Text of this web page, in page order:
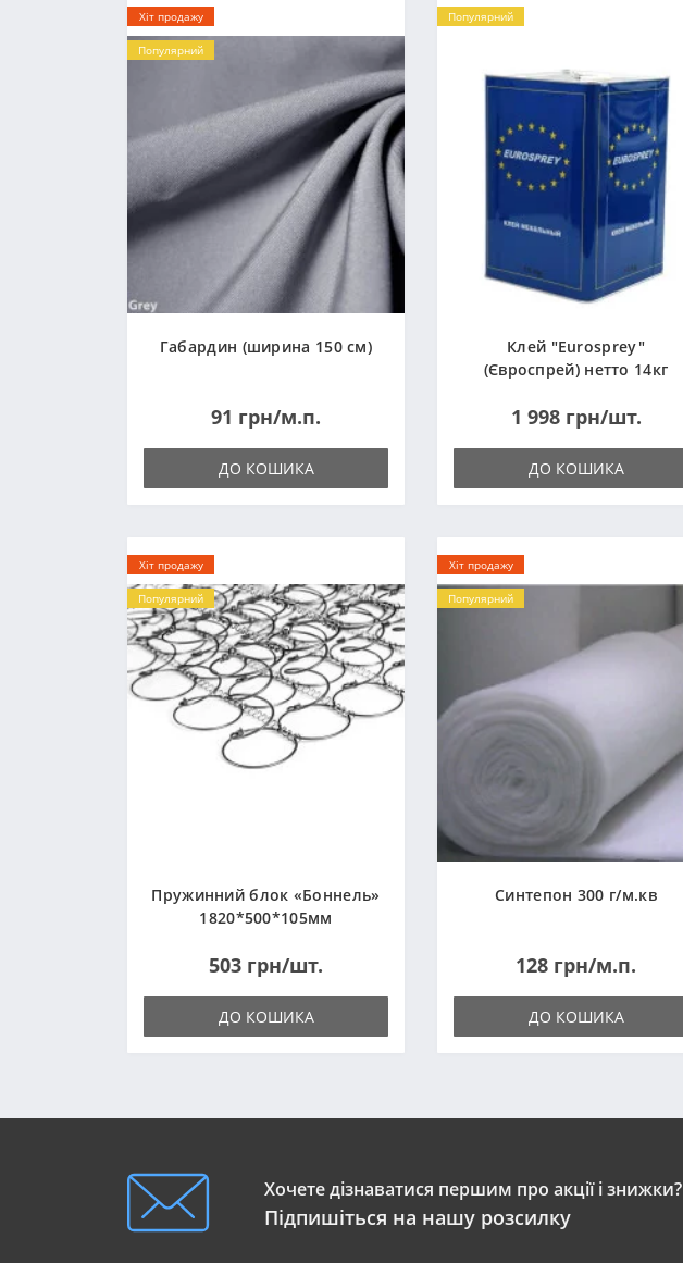
Хіт продажу
Популярний
Габардин (ширина 150 см)
91 грн/м.п.
ДО КОШИКА
Популярний
Клей "Eurosprey"
(Євроспрей) нетто 14кг
1 998 грн/шт.
ДО КОШИКА
Хіт продажу
Популярний
Пружинний блок «Боннель»
1820*500*105мм
503 грн/шт.
ДО КОШИКА
Хіт продажу
Популярний
Синтепон 300 г/м.кв
128 грн/м.п.
ДО КОШИКА
Хочете дізнаватися першим про акції і знижки?
Підпишіться на нашу розсилку